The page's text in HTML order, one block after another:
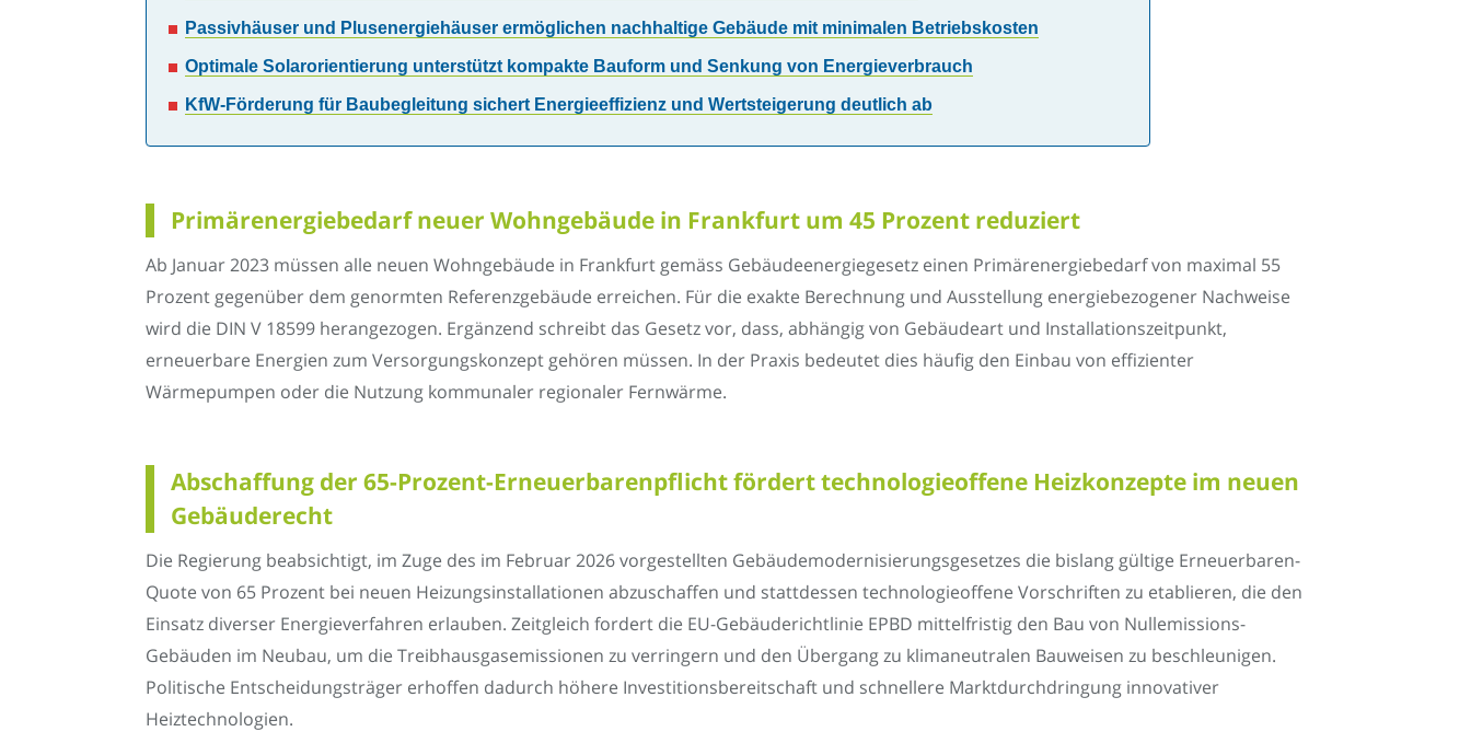
Passivhäuser und Plusenergiehäuser ermöglichen nachhaltige Gebäude mit minimalen Betriebskosten
Optimale Solarorientierung unterstützt kompakte Bauform und Senkung von Energieverbrauch
KfW-Förderung für Baubegleitung sichert Energieeffizienz und Wertsteigerung deutlich ab
Primärenergiebedarf neuer Wohngebäude in Frankfurt um 45 Prozent reduziert
Ab Januar 2023 müssen alle neuen Wohngebäude in Frankfurt gemäss Gebäudeenergiegesetz einen Primärenergiebedarf von maximal 55
Prozent gegenüber dem genormten Referenzgebäude erreichen. Für die exakte Berechnung und Ausstellung energiebezogener Nachweise
wird die DIN V 18599 herangezogen. Ergänzend schreibt das Gesetz vor, dass, abhängig von Gebäudeart und Installationszeitpunkt,
erneuerbare Energien zum Versorgungskonzept gehören müssen. In der Praxis bedeutet dies häufig den Einbau von effizienter
Wärmepumpen oder die Nutzung kommunaler regionaler Fernwärme.
Abschaffung der 65-Prozent-Erneuerbarenpflicht fördert technologieoffene Heizkonzepte im neuen
Gebäuderecht
Die Regierung beabsichtigt, im Zuge des im Februar 2026 vorgestellten Gebäudemodernisierungsgesetzes die bislang gültige Erneuerbaren-
Quote von 65 Prozent bei neuen Heizungsinstallationen abzuschaffen und stattdessen technologieoffene Vorschriften zu etablieren, die den
Einsatz diverser Energieverfahren erlauben. Zeitgleich fordert die EU-Gebäuderichtlinie EPBD mittelfristig den Bau von Nullemissions-
Gebäuden im Neubau, um die Treibhausgasemissionen zu verringern und den Übergang zu klimaneutralen Bauweisen zu beschleunigen.
Politische Entscheidungsträger erhoffen dadurch höhere Investitionsbereitschaft und schnellere Marktdurchdringung innovativer
Heiztechnologien.